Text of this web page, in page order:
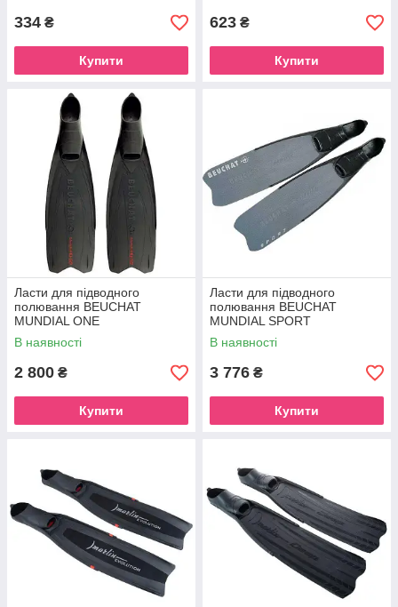
334 ₴
Купити
623 ₴
Купити
Ласти для підводного
полювання BEUCHAT
MUNDIAL ONE
В наявності
2 800 ₴
Купити
Ласти для підводного
полювання BEUCHAT
MUNDIAL SPORT
В наявності
3 776 ₴
Купити